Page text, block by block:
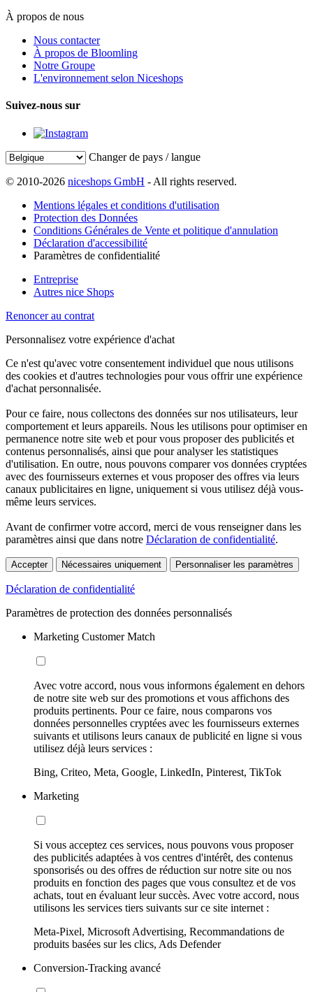
À propos de nous
Nous contacter
À propos de Bloomling
Notre Groupe
L'environnement selon Niceshops
Suivez-nous sur
Changer de pays / langue
© 2010-2026 niceshops GmbH - All rights reserved.
Mentions légales et conditions d'utilisation
Protection des Données
Conditions Générales de Vente et politique d'annulation
Déclaration d'accessibilité
Paramètres de confidentialité
Entreprise
Autres nice Shops
Renoncer au contrat
Personnalisez votre expérience d'achat
Ce n'est qu'avec votre consentement individuel que nous utilisons
des cookies et d'autres technologies pour vous offrir une expérience
d'achat personnalisée.
Pour ce faire, nous collectons des données sur nos utilisateurs, leur
comportement et leurs appareils. Nous les utilisons pour optimiser en
permanence notre site web et pour vous proposer des publicités et
contenus personnalisés, ainsi que pour analyser les statistiques
d'utilisation. En outre, nous pouvons comparer vos données cryptées
avec des fournisseurs externes et vous proposer des offres via leurs
canaux publicitaires en ligne, uniquement si vous utilisez déjà vous-
même leurs services.
Avant de confirmer votre accord, merci de vous renseigner dans les
paramètres ainsi que dans notre Déclaration de confidentialité.
Accepter Nécessaires uniquement Personnaliser les paramètres
Déclaration de confidentialité
Paramètres de protection des données personnalisés
Marketing Customer Match
Avec votre accord, nous vous informons également en dehors
de notre site web sur des promotions et vous affichons des
produits pertinents. Pour ce faire, nous comparons vos
données personnelles cryptées avec les fournisseurs externes
suivants et utilisons leurs canaux de publicité en ligne si vous
utilisez déjà leurs services :
Bing, Criteo, Meta, Google, LinkedIn, Pinterest, TikTok
Marketing
Si vous acceptez ces services, nous pouvons vous proposer
des publicités adaptées à vos centres d'intérêt, des contenus
sponsorisés ou des offres de réduction sur notre site ou nos
produits en fonction des pages que vous consultez et de vos
achats, tout en évaluant leur succès. Avec votre accord, nous
utilisons les services tiers suivants sur ce site internet :
Meta-Pixel, Microsoft Advertising, Recommandations de
produits basées sur les clics, Ads Defender
Conversion-Tracking avancé